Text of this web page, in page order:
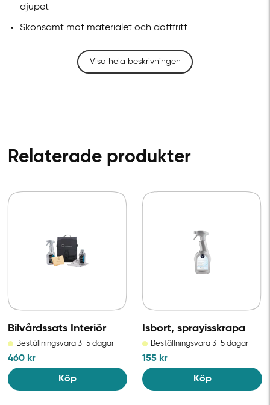
djupet
Skonsamt mot materialet och doftfritt
Visa hela beskrivningen
Relaterade produkter
Bilvårdssats Interiör
Beställningsvara 3-5 dagar
460 kr
Köp
Isbort, sprayisskrapa
Beställningsvara 3-5 dagar
155 kr
Köp